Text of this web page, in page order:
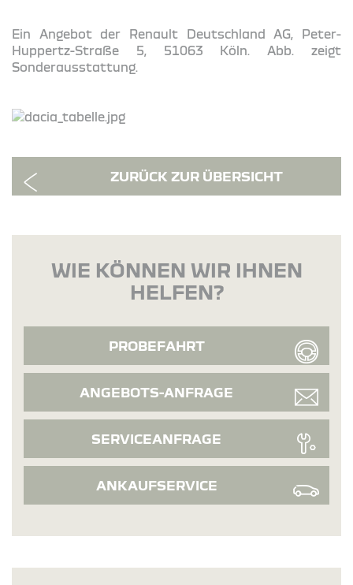
Ein Angebot der Renault Deutschland AG, Peter-
Huppertz-Straße 5, 51063 Köln. Abb. zeigt
Sonderausstattung.
ZURÜCK ZUR ÜBERSICHT
WIE KÖNNEN WIR IHNEN
HELFEN?
PROBEFAHRT
ANGEBOTS-ANFRAGE
SERVICEANFRAGE
ANKAUFSERVICE